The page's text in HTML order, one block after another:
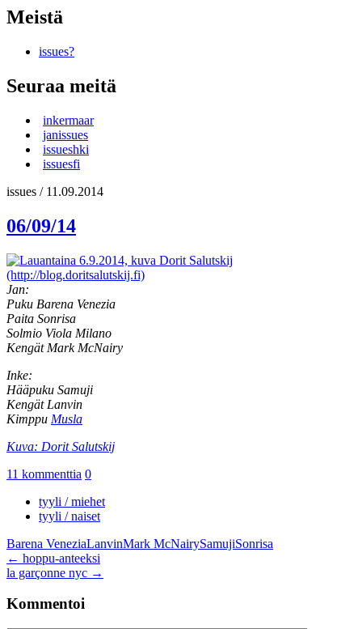
Meistä
issues?
Seuraa meitä
inkermaar
janissues
issueshki
issuesfi
issues / 11.09.2014
06/09/14
Jan:
Puku Barena Venezia
Paita Sonrisa
Solmio Viola Milano
Kengät Mark McNairy
Inke:
Hääpuku Samuji
Kengät Lanvin
Kimppu Musla
Kuva: Dorit Salutskij
11 kommenttia 0
tyyli / miehet
tyyli / naiset
Barena VeneziaLanvinMark McNairySamujiSonrisa
Artikkelien
selaus
← hoppu-anteeksi
la garçonne nyc →
Kommentoi